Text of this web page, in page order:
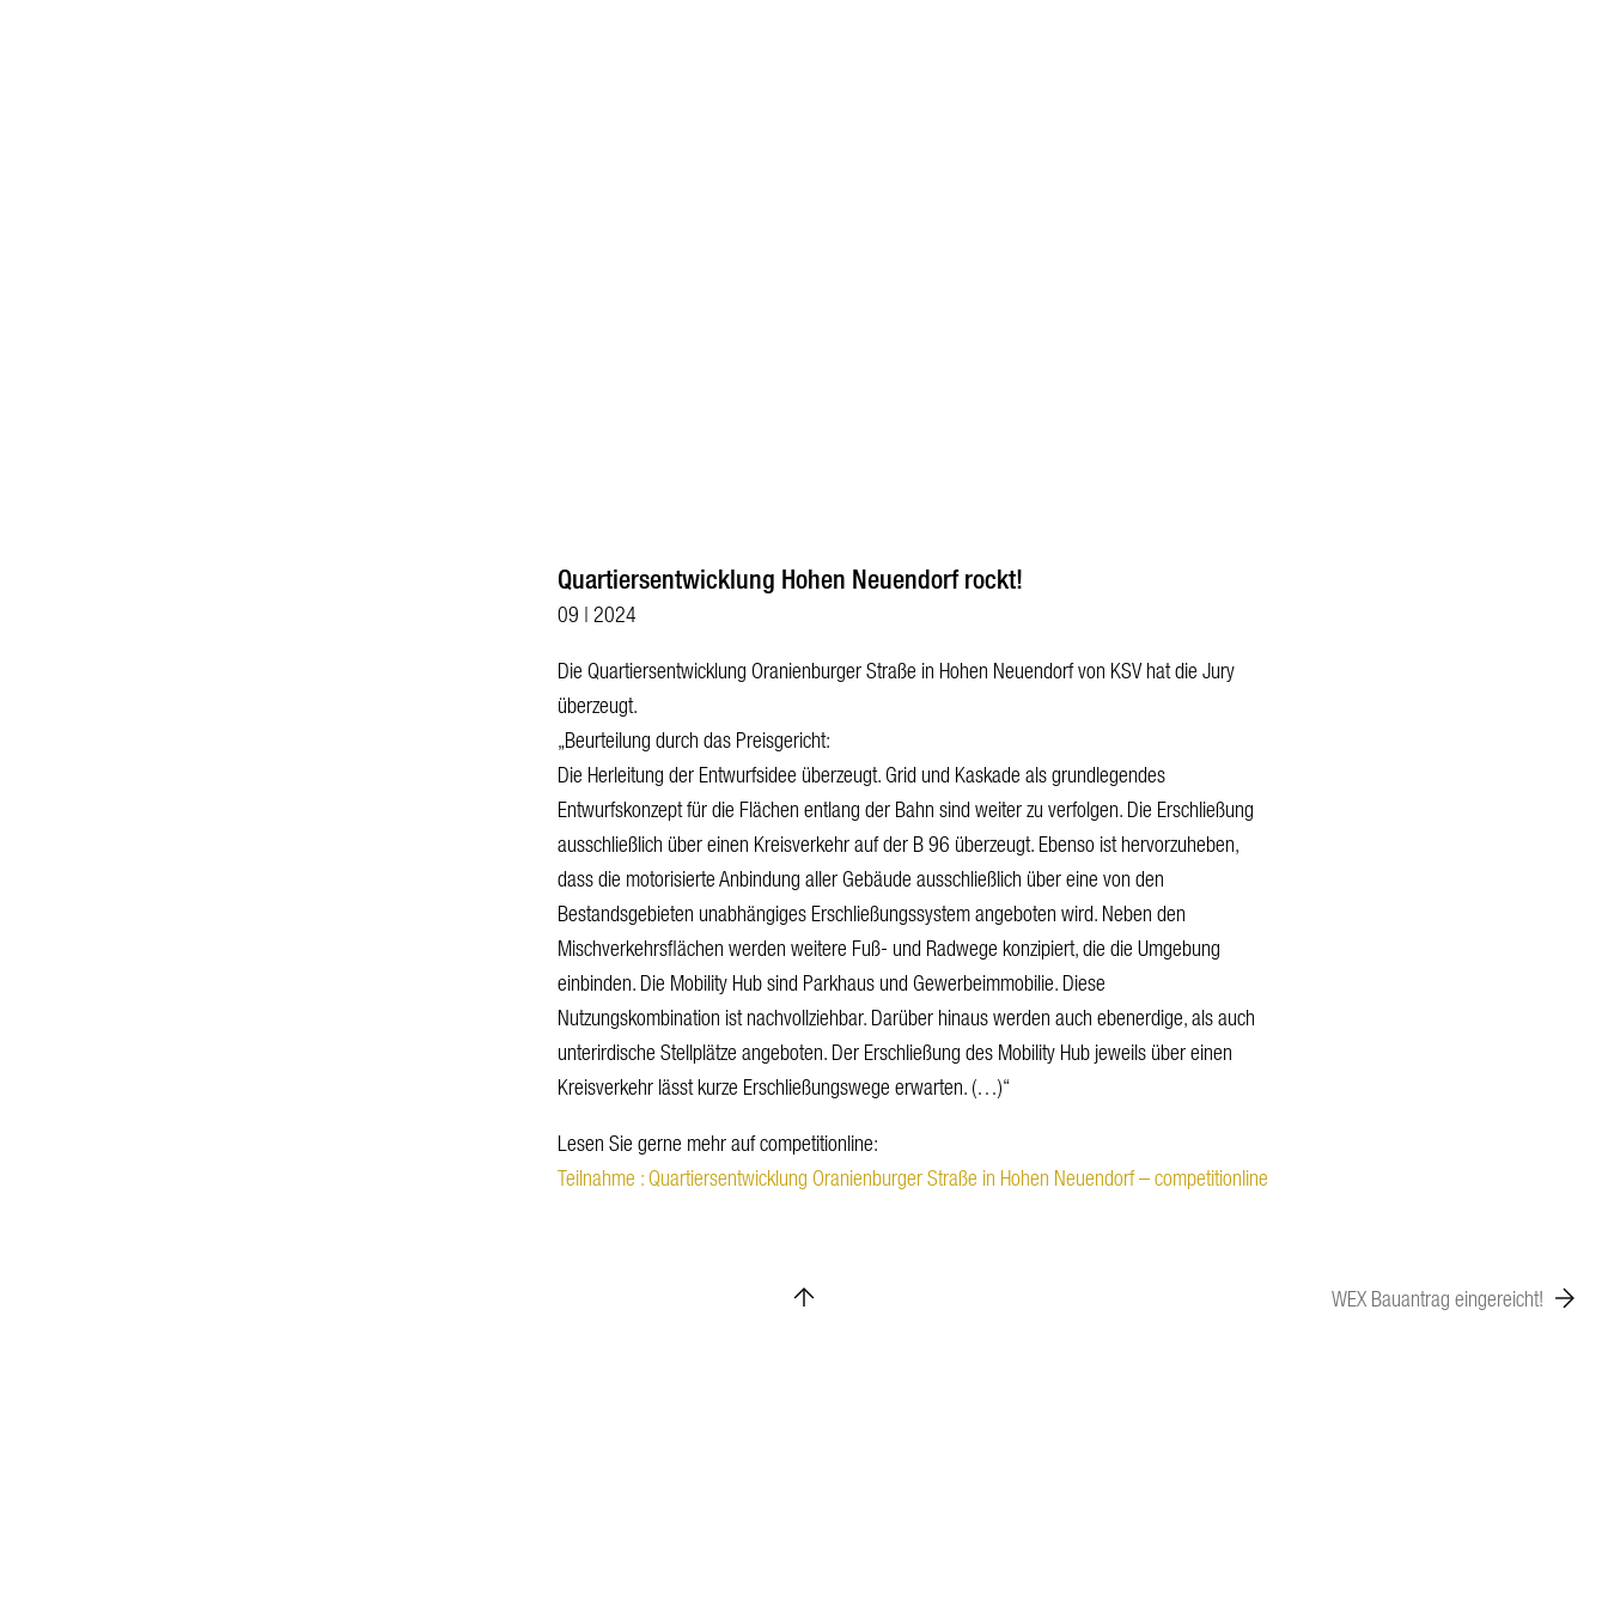
Quartiersentwicklung Hohen Neuendorf rockt!
09 | 2024
Die Quartiersentwicklung Oranienburger Straße in Hohen Neuendorf von KSV hat die Jury
überzeugt.
„Beurteilung durch das Preisgericht:
Die Herleitung der Entwurfsidee überzeugt. Grid und Kaskade als grundlegendes
Entwurfskonzept für die Flächen entlang der Bahn sind weiter zu verfolgen. Die Erschließung
ausschließlich über einen Kreisverkehr auf der B 96 überzeugt. Ebenso ist hervorzuheben,
dass die motorisierte Anbindung aller Gebäude ausschließlich über eine von den
Bestandsgebieten unabhängiges Erschließungssystem angeboten wird. Neben den
Mischverkehrsflächen werden weitere Fuß- und Radwege konzipiert, die die Umgebung
einbinden. Die Mobility Hub sind Parkhaus und Gewerbeimmobilie. Diese
Nutzungskombination ist nachvollziehbar. Darüber hinaus werden auch ebenerdige, als auch
unterirdische Stellplätze angeboten. Der Erschließung des Mobility Hub jeweils über einen
Kreisverkehr lässt kurze Erschließungswege erwarten. (…)“
Lesen Sie gerne mehr auf competitionline:
Teilnahme : Quartiersentwicklung Oranienburger Straße in Hohen Neuendorf – competitionline
WEX Bauantrag eingereicht!